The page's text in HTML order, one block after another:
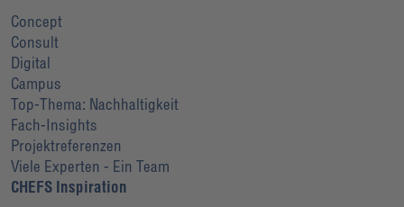
Concept
Consult
Digital
Campus
Top-Thema: Nachhaltigkeit
Fach-Insights
Projektreferenzen
Viele Experten - Ein Team
CHEFS Inspiration